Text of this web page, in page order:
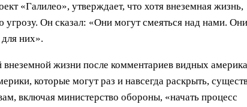
«Галилео», утверждает, что хотя внеземная жизнь,
угрозу. Он сказал: «Они могут смеяться над нами.
них».
жизни после комментариев видных
которые могут раз и навсегда раскрыть,
включая министерство обороны, «начать процесс